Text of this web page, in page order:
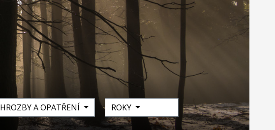
HROZBY A OPATŘENÍ ROKY